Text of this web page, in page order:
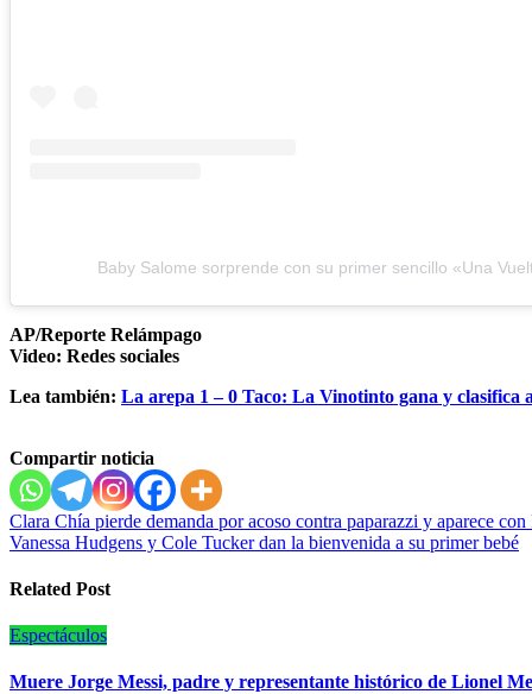
Baby Salome sorprende con su primer sencillo «Una
AP/Reporte Relámpago
Video: Redes sociales
Lea también: La arepa 1 – 0 Taco: La Vinotinto gana y clasifica
Compartir noticia
Navegación
de
entradas
Clara Chía pierde demanda por acoso contra paparazzi y aparece
Vanessa Hudgens y Cole Tucker dan la bienvenida a su primer bebé
Related Post
Espectáculos
Muere Jorge Messi, padre y representante histórico de Lionel